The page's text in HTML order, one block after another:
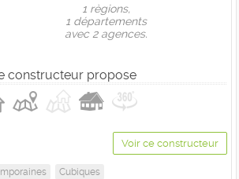
1 règions,
1 départements
avec 2 agences.
constructeur propose
Voir ce constructeur
Cubiques